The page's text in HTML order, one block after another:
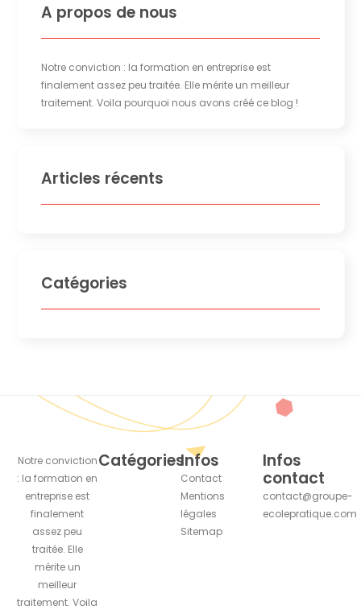
A propos de nous
Notre conviction : la formation en entreprise est
finalement assez peu traitée. Elle mérite un meilleur
traitement. Voila pourquoi nous avons créé ce blog !
Articles récents
Catégories
Notre conviction
: la formation en
entreprise est
finalement
assez peu
traitée. Elle
mérite un
meilleur
traitement. Voila
CatégoriesInfos
Contact
Mentions
légales
Sitemap
Infos
contact
contact@groupe-
ecolepratique.com